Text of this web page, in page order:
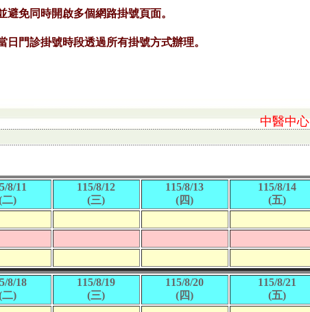
中醫中心
8/11
二)
115/8/12
(三)
115/8/13
(四)
115/8/14
(五)
8/18
二)
115/8/19
(三)
115/8/20
(四)
115/8/21
(五)